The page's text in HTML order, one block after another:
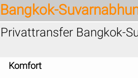
Bangkok-
Privattransfer Bangkok-
Komfort